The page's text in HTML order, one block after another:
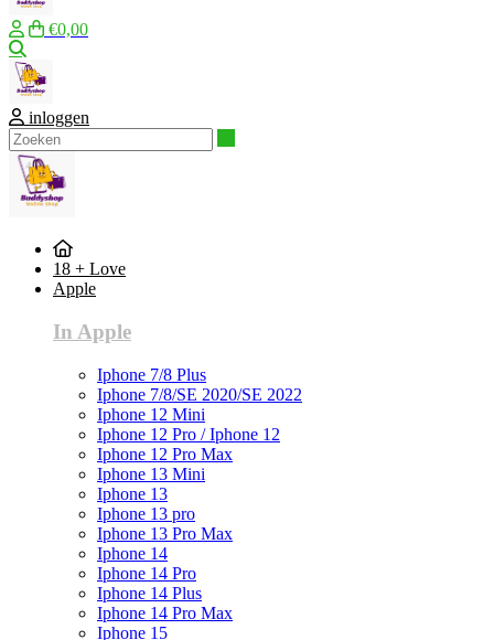
€0,00
inloggen
18 + Love
Apple
In Apple
Iphone 7/8 Plus
Iphone 7/8/SE 2020/SE 2022
Iphone 12 Mini
Iphone 12 Pro / Iphone 12
Iphone 12 Pro Max
Iphone 13 Mini
Iphone 13
Iphone 13 pro
Iphone 13 Pro Max
Iphone 14
Iphone 14 Pro
Iphone 14 Plus
Iphone 14 Pro Max
Iphone 15